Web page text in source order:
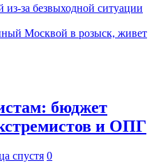
из-за безвыходной ситуации
Москвой в розыск, живет
бюджет
и ОПГ
спустя 0